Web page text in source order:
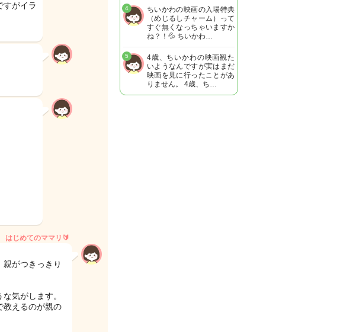
すがイラ
はじめてのママリ🔰
がつきっきり
気がします。
教えるのが親の
ちいかわの映画の入場特典
（めじるしチャーム）って
すぐ無くなっちゃいますか
ね？！💦 ちいかわ…
4
4歳、ちいかわの映画観た
いようなんですが実はまだ
映画を見に行ったことがあ
りません。 4歳、ち…
5